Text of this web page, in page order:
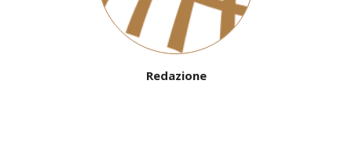
Redazione